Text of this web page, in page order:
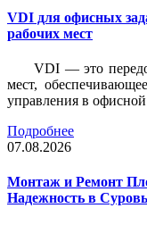
VDI для офисных
рабочих мест
VDI — это
мест,
управления в офисной
Подробнее
07.08.2026
Монтаж и Ремонт
Надежность в